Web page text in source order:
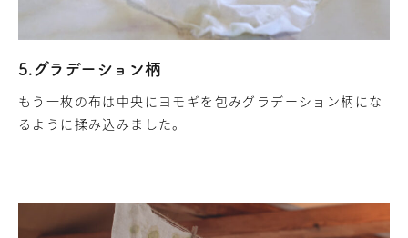
5.グラデーション柄
もう一枚の布は中央にヨモギを包みグラデーション柄にな
るように揉み込みました。